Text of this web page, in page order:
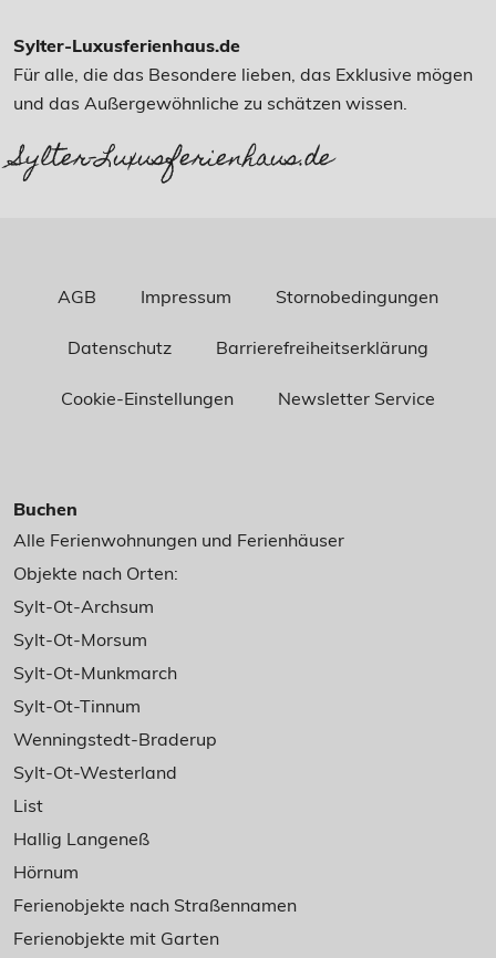
Sylter-Luxusferienhaus.de
Für alle, die das Besondere lieben, das Exklusive mögen
und das Außergewöhnliche zu schätzen wissen.
Sylter-Luxusferienhaus.de
AGB Impressum Stornobedingungen
Datenschutz Barrierefreiheitserklärung
Cookie-Einstellungen Newsletter Service
Buchen
Alle Ferienwohnungen und Ferienhäuser
Objekte nach Orten:
Sylt-Ot-Archsum
Sylt-Ot-Morsum
Sylt-Ot-Munkmarch
Sylt-Ot-Tinnum
Wenningstedt-Braderup
Sylt-Ot-Westerland
List
Hallig Langeneß
Hörnum
Ferienobjekte nach Straßennamen
Ferienobjekte mit Garten